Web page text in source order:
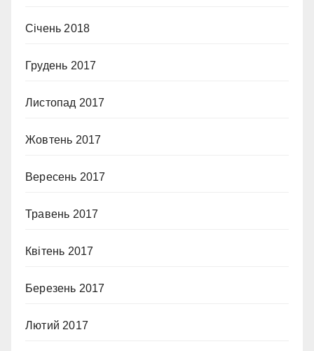
Січень 2018
Грудень 2017
Листопад 2017
Жовтень 2017
Вересень 2017
Травень 2017
Квітень 2017
Березень 2017
Лютий 2017